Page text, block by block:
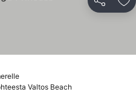
Jaa
Katso hinnat
hinnat
Valtos Beach